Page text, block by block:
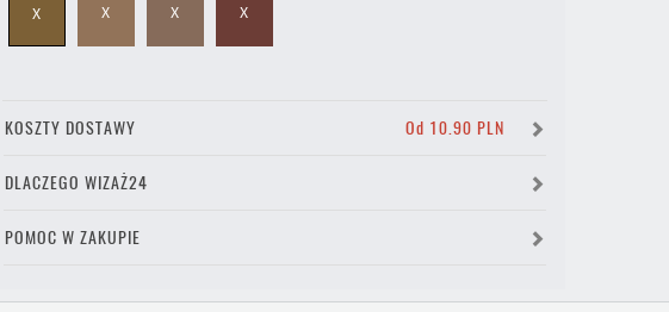
X X X X
KOSZTY DOSTAWY Od 10.90 PLN
DLACZEGO WIZAŻ24
POMOC W ZAKUPIE